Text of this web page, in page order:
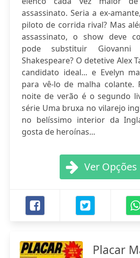
assassinato. Seria a ex-
piloto de corrida rival? Mas
assassinato, o show deve
pode substituir
Shakespeare? O detetive Alex
candidato ideal... e Evelyn
para vê-lo de malha colante.
noite de verão é o segundo
série Uma bruxa no vilarejo
no belíssimo interior da
gosta de heroínas...
Ver Opções
Placar